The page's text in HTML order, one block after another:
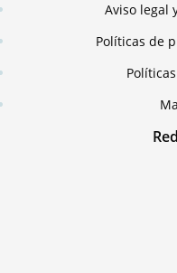
Aviso legal
Políticas de